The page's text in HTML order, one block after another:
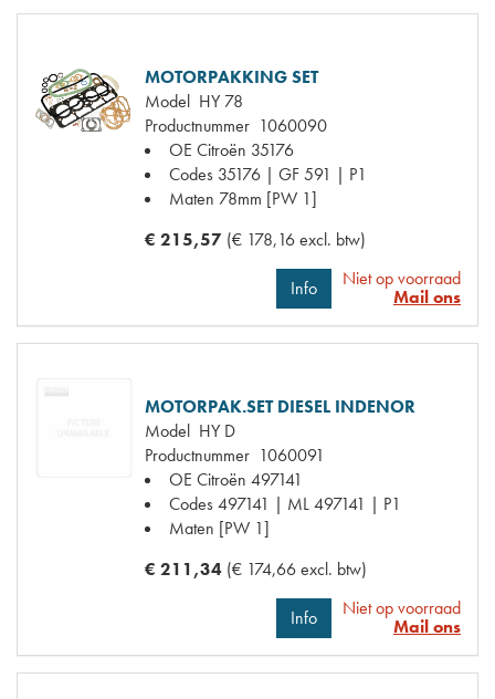
MOTORPAKKING SET
Model HY 78
Productnummer 1060090
OE Citroën 35176
Codes 35176 | GF 591 | P1
Maten 78mm [PW 1]
€ 215,57 (€ 178,16 excl. btw)
Info
Niet op voorraad
Mail ons
MOTORPAK.SET DIESEL INDENOR
Model HY D
Productnummer 1060091
OE Citroën 497141
Codes497141 | ML 497141 | P1
Maten [PW 1]
€ 211,34 (€ 174,66 excl. btw)
Info
Niet op voorraad
Mail ons